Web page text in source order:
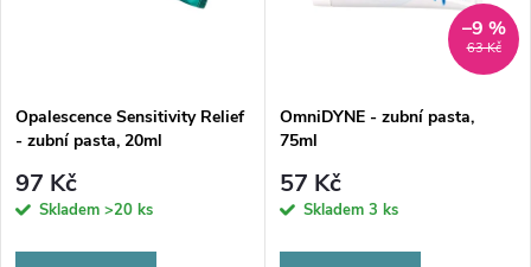
Opalescence Sensitivity Relief
- zubní pasta, 20ml
97 Kč
Skladem >20 ks
63 Kč
–9 %
OmniDYNE - zubní pasta,
75ml
57 Kč
Skladem 3 ks